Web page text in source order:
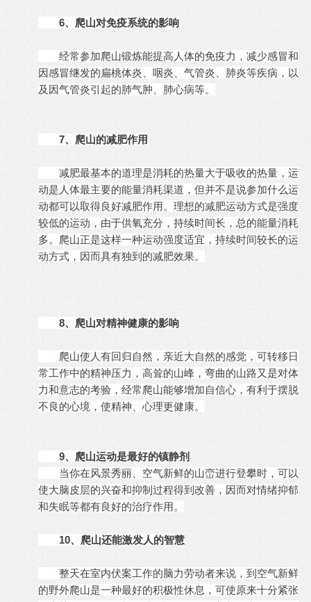
6、爬山对免疫系统的影响
经常参加爬山锻炼能提高人体的免疫力，减少感冒和
因感冒继发的扁桃体炎、咽炎、气管炎、肺炎等疾病，以
及因气管炎引起的肺气肿、肺心病等。
7、爬山的减肥作用
减肥最基本的道理是消耗的热量大于吸收的热量，运
动是人体最主要的能量消耗渠道，但并不是说参加什么运
动都可以取得良好减肥作用。理想的减肥运动方式是强度
较低的运动，由于供氧充分，持续时间长，总的能量消耗
多。爬山正是这样一种运动强度适宜，持续时间较长的运
动方式，因而具有独到的减肥效果。
8、爬山对精神健康的影响
爬山使人有回归自然，亲近大自然的感觉，可转移日
常工作中的精神压力，高耸的山峰，弯曲的山路又是对体
力和意志的考验，经常爬山能够增加自信心，有利于摆脱
不良的心境，使精神、心理更健康。
9、爬山运动是最好的镇静剂
当你在风景秀丽、空气新鲜的山峦进行登攀时，可以
使大脑皮层的兴奋和抑制过程得到改善，因而对情绪抑郁
和失眠等都有良好的治疗作用。
10、爬山还能激发人的智慧
整天在室内伏案工作的脑力劳动者来说，到空气新鲜
的野外爬山是一种最好的积极性休息，可使原来十分紧张